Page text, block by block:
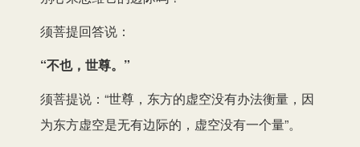
须菩提回答说：
“不也，世尊。”
须菩提说：“世尊，东方的虚空没有办法衡量，因
为东方虚空是无有边际的，虚空没有一个量”。